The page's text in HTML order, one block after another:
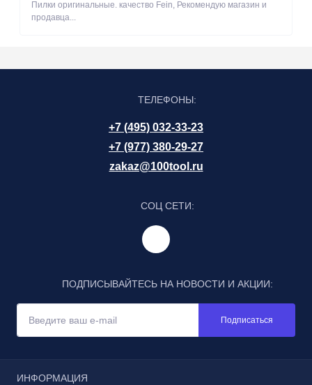
Пилки оригинальные. качество Fein, Рекомендую магазин и
продавца...
ТЕЛЕФОНЫ:
+7 (495) 032-33-23
+7 (977) 380-29-27
zakaz@100tool.ru
СОЦ СЕТИ:
ПОДПИСЫВАЙТЕСЬ НА НОВОСТИ И АКЦИИ:
Подписаться
ИНФОРМАЦИЯ